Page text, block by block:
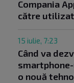
Compania
către
15 iulie, 7:23
Când va
o nouă